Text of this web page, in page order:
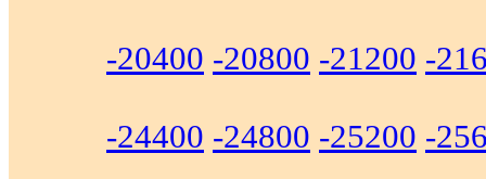
-20400 -20800 -21200 -
-24400 -24800 -25200 -